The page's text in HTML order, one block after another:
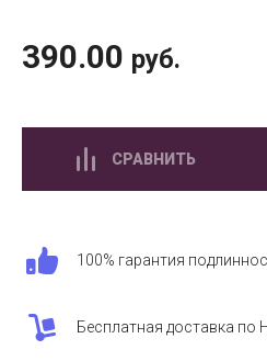
390.00 руб.
СРАВНИТЬ
100% гарантия
Бесплатная доставка по